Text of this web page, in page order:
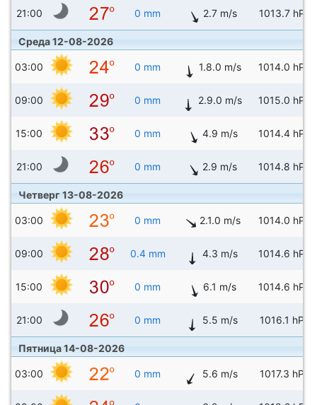
21:00 0 mm 2.7 m/s 1013.7 hPa
Среда 12-08-2026
03:00 0 mm 1.8.0 m/s 1014.0 hPa
09:00 0 mm 2.9.0 m/s 1015.0 hPa
15:00 0 mm 4.9 m/s 1014.4 hPa
21:00 0 mm 2.9 m/s 1014.8 hPa
Четверг 13-08-2026
03:00 0 mm 2.1.0 m/s 1014.0 hPa
09:00 0.4 mm 4.3 m/s 1014.6 hPa
15:00 0 mm 6.1 m/s 1014.6 hPa
21:00 0 mm 5.5 m/s 1016.1 hPa
Пятница 14-08-2026
03:00 0 mm 5.6 m/s 1017.3 hPa